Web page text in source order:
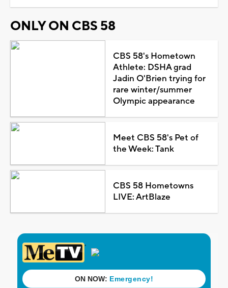
ONLY ON CBS 58
CBS 58's Hometown
Athlete: DSHA grad
Jadin O'Brien trying for
rare winter/summer
Olympic appearance
Meet CBS 58's Pet of
the Week: Tank
CBS 58 Hometowns
LIVE: ArtBlaze